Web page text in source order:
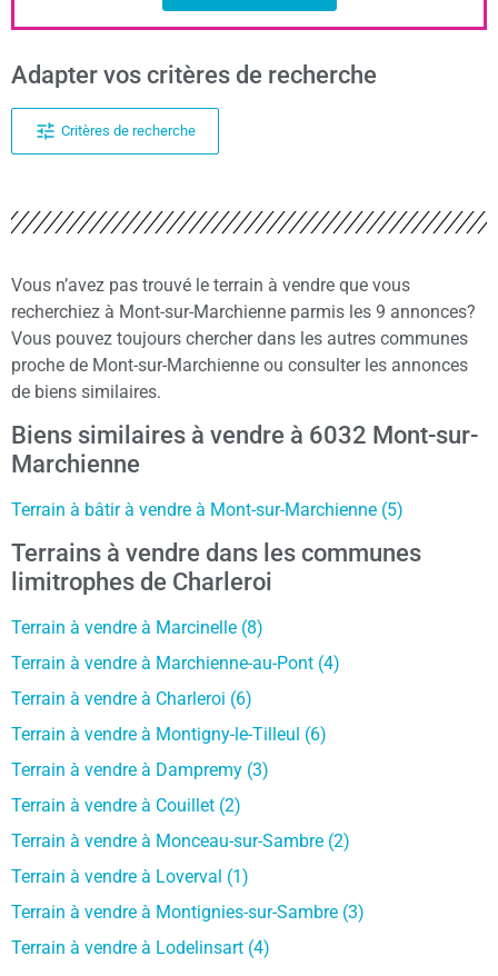
Adapter vos critères de recherche
Critères de recherche
Vous n’avez pas trouvé le terrain à vendre que vous
recherchiez à Mont-sur-Marchienne parmis les 9 annonces?
Vous pouvez toujours chercher dans les autres communes
proche de Mont-sur-Marchienne ou consulter les annonces
de biens similaires.
Biens similaires à vendre à 6032 Mont-sur-
Marchienne
Terrain à bâtir à vendre à Mont-sur-Marchienne (5)
Terrains à vendre dans les communes
limitrophes de Charleroi
Terrain à vendre à Marcinelle (8)
Terrain à vendre à Marchienne-au-Pont (4)
Terrain à vendre à Charleroi (6)
Terrain à vendre à Montigny-le-Tilleul (6)
Terrain à vendre à Dampremy (3)
Terrain à vendre à Couillet (2)
Terrain à vendre à Monceau-sur-Sambre (2)
Terrain à vendre à Loverval (1)
Terrain à vendre à Montignies-sur-Sambre (3)
Terrain à vendre à Lodelinsart (4)